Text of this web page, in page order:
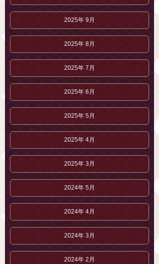
2025年 9月
2025年 8月
2025年 7月
2025年 6月
2025年 5月
2025年 4月
2025年 3月
2024年 5月
2024年 4月
2024年 3月
2024年 2月